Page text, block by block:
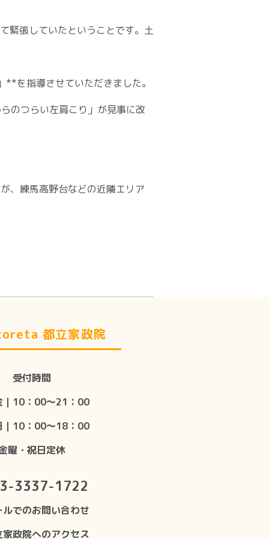
緊張していたということです。土
を指導させていただきました。
のつらい左肩こり」が見事に改
、練馬高野台などの近隣エリア
都立家政院
受付時間
｜10：00〜21：00
｜10：00〜18：00
曜・祝日定休
3337-1722
ルでのお問い合わせ
家政院へのアクセス